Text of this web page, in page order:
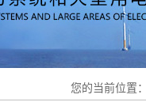
您的当前位置：